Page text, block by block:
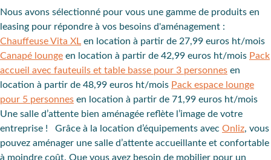
Nous avons sélectionné pour vous une gamme de produits en
leasing pour répondre à vos besoins d'aménagement :
Chauffeuse Vita XL en location à partir de 27,99 euros ht/mois
Canapé lounge en location à partir de 42,99 euros ht/mois Pack
accueil avec fauteuils et table basse pour 3 personnes en
location à partir de 48,99 euros ht/mois Pack espace lounge
pour 5 personnes en location à partir de 71,99 euros ht/mois
Une salle d’attente bien aménagée reflète l’image de votre
entreprise ! Grâce à la location d’équipements avec Onliz, vous
pouvez aménager une salle d’attente accueillante et confortable
à moindre coût. Que vous ayez besoin de mobilier pour un